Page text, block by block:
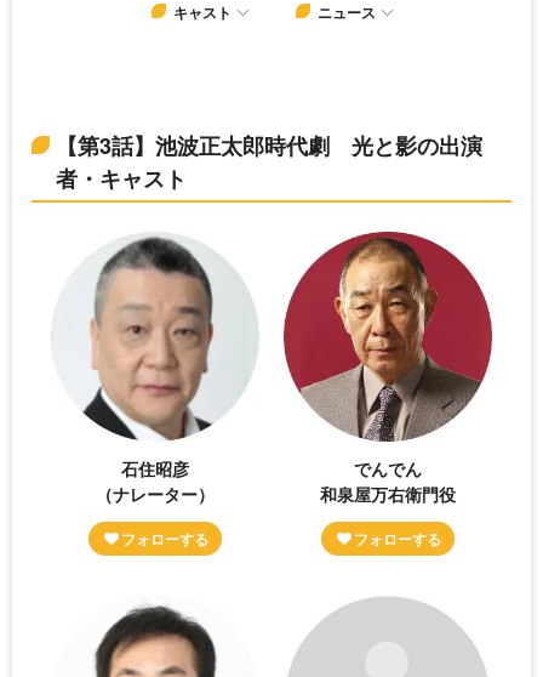
キャスト ニュース
【第3話】池波正太郎時代劇 光と影の出演
者・キャスト
石住昭彦
（ナレーター）
でんでん
和泉屋万右衛門役